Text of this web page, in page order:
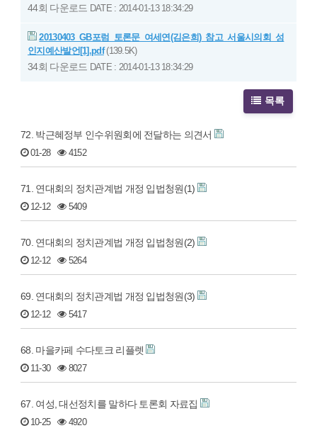
44회 다운로드 DATE : 2014-01-13 18:34:29
20130403_GB포럼_토론문_여세연(김은희)_참고_서울시의회_성
인지예산발언[1].pdf(139.5K)
34회 다운로드 DATE : 2014-01-13 18:34:29
목록
72. 박근혜정부 인수위원회에 전달하는 의견서
01-28 4152
71. 연대회의 정치관계법 개정 입법청원(1)
12-12 5409
70. 연대회의 정치관계법 개정 입법청원(2)
12-12 5264
69. 연대회의 정치관계법 개정 입법청원(3)
12-12 5417
68. 마을카페 수다토크 리플렛
11-30 8027
67. 여성, 대선정치를 말하다 토론회 자료집
10-25 4920